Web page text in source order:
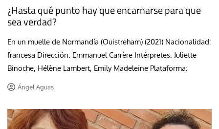
¿Hasta qué punto hay que encarnarse para que
sea verdad?
En un muelle de Normandía (Ouistreham) (2021) Nacionalidad:
francesa Dirección: Emmanuel Carrère Intérpretes: Juliette
Binoche, Hélène Lambert, Emily Madeleine Plataforma:
Ángel Aguas